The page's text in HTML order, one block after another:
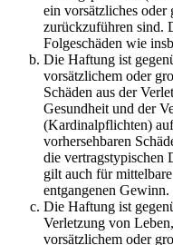
ein vorsätzliches oder
zurückzuführen sind.
Folgeschäden wie
Die Haftung ist
vorsätzlichem oder
Schäden aus der
Gesundheit und der
(Kardinalpflichten)
vorhersehbaren
die vertragstypischen
gilt auch für
entgangenen Gewinn.
Die Haftung ist
Verletzung von
vorsätzlichem oder